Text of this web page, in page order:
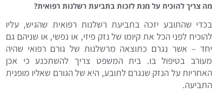
מה צריך להוכיח על מנת לזכות בתביעת רשלנות רפואית?
בכדי שהתובע יזכה בתביעת רשלנות רפואית שהגיש, עליו
להוכיח לפני הכל את קיומו של נזק פיזי, או נפשי, או שניהם גם
יחד – אשר נגרם כתוצאה מרשלנות של גורם רפואי שהיה
מעורב בטיפול בו. בית המשפט צריך להשתכנע כי אכן
האחריות על הנזק שנגרם לתובע, היא של הגורם שאליו מופנית
התביעה.